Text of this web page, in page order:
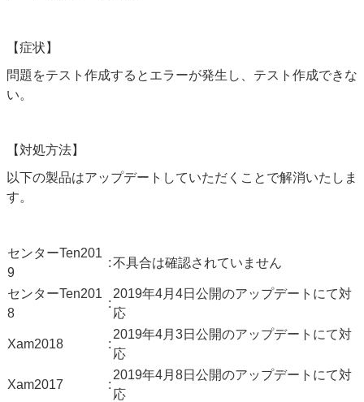
【症状】
問題をテスト作成するとエラーが発生し、テスト作成できな
い。
【対処方法】
以下の製品はアップデートしていただくことで解消いたしま
す。
センターTen201
9
:不具合は確認されていません
センターTen201
8
:
2019年4月4日公開のアップデートにて対
応
Xam2018 :
2019年4月3日公開のアップデートにて対
応
Xam2017 :
2019年4月8日公開のアップデートにて対
応